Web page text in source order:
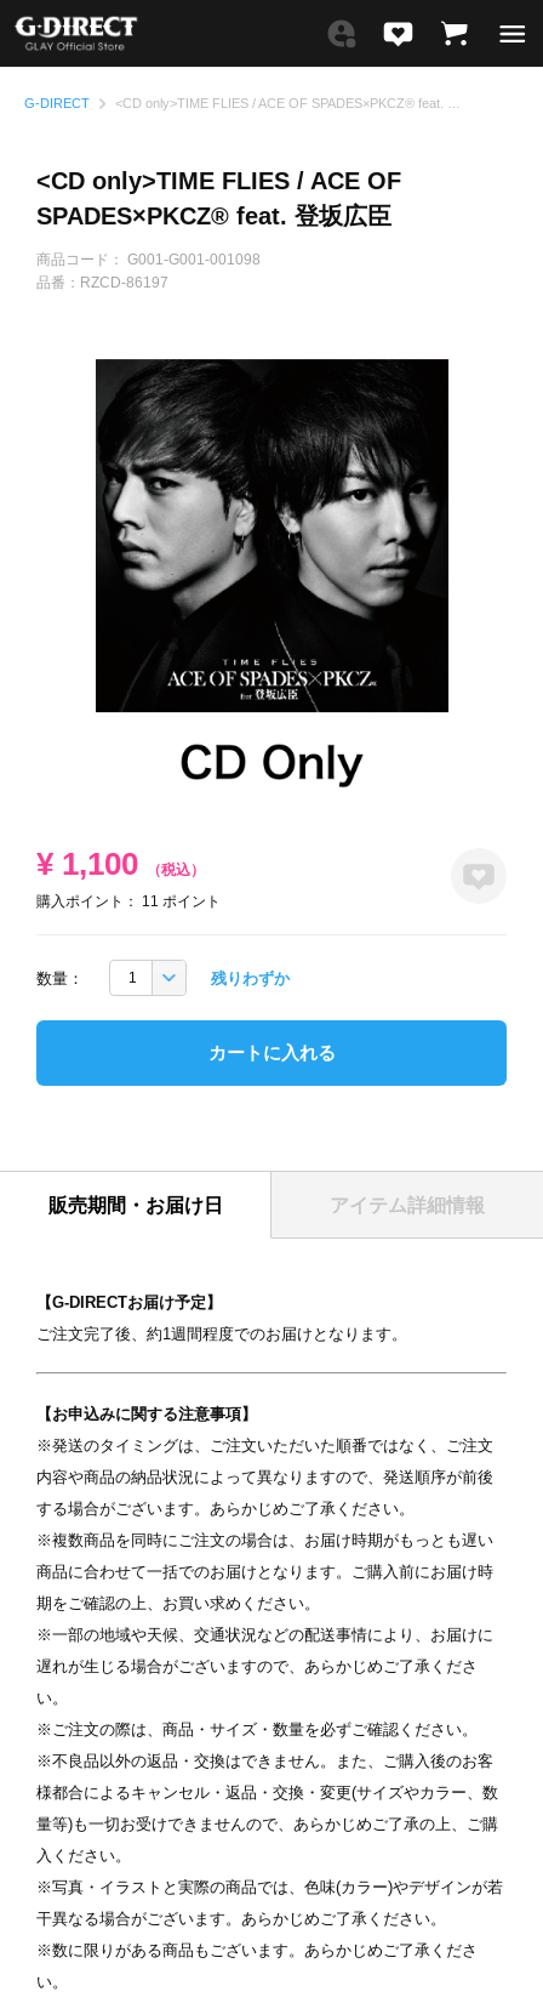
G-DIRECT
<CD only>TIME FLIES / ACE OF
SPADES×PKCZ® feat. 登坂広臣
商品コード： G001-G001-001098
品番： RZCD-86197
¥ 1,100
（税込）
購入ポイント：
11 ポイント
数量： 残りわずか
カートに入れる
販売期間・お届け日 アイテム詳細情報
【G-DIRECTお届け予定】
ご注文完了後、約1週間程度でのお届けとなります。
【お申込みに関する注意事項】
※発送のタイミングは、ご注文いただいた順番ではなく、ご注文
内容や商品の納品状況によって異なりますので、発送順序が前後
する場合がございます。あらかじめご了承ください。
※複数商品を同時にご注文の場合は、お届け時期がもっとも遅い
商品に合わせて一括でのお届けとなります。ご購入前にお届け時
期をご確認の上、お買い求めください。
※一部の地域や天候、交通状況などの配送事情により、お届けに
遅れが生じる場合がございますので、あらかじめご了承くださ
い。
※ご注文の際は、商品・サイズ・数量を必ずご確認ください。
※不良品以外の返品・交換はできません。また、ご購入後のお客
様都合によるキャンセル・返品・交換・変更(サイズやカラー、数
量等)も一切お受けできませんので、あらかじめご了承の上、ご購
入ください。
※写真・イラストと実際の商品では、色味(カラー)やデザインが若
干異なる場合がございます。あらかじめご了承ください。
※数に限りがある商品もございます。あらかじめご了承くださ
い。
表紙
写真を選択